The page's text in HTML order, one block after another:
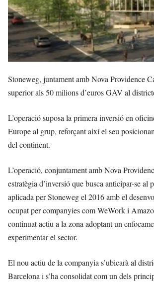
Stoneweg, juntament amb Nova Providence
superior als 50 milions d’euros GAV al
L’operació suposa la primera inversió en
Europe al grup, reforçant així el seu
del continent.
L’operació, conjuntament amb Nova
estratègia d’inversió que busca anticipar-se
aplicada per Stoneweg el 2016 amb el
ocupat per companyies com WeWork i
continuat actiu a la zona adoptant un
experimentar el sector.
El nou actiu de la companyia s’ubicarà al
Barcelona i s’ha consolidat com un dels